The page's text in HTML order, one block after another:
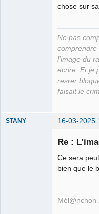
chose sur
Ne pas
comprendre
l'image du
ecrire. Et je
resrer
faisait le
STANY 16-03-2025
Re :
Ce sera
bien que le
Mél@nchon